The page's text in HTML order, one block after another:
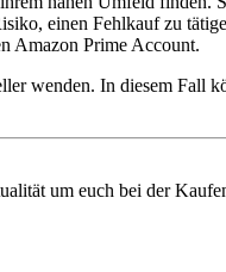
einen Fehlkauf zu
Amazon Prime Account.
wenden. In diesem Fall
um euch bei der